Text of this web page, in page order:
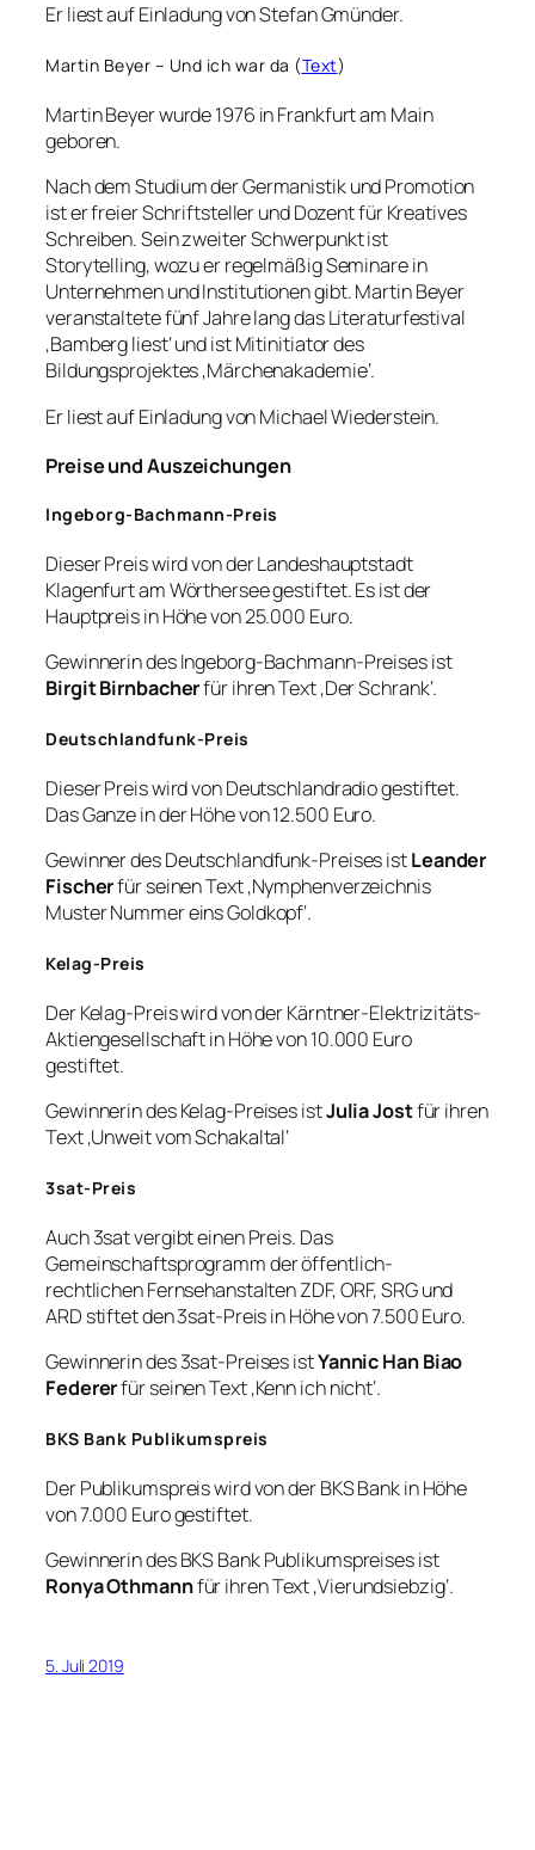
Er liest auf Einladung von Stefan Gmünder.
Martin Beyer – Und ich war da (Text)
Martin Beyer wurde 1976 in Frankfurt am Main
geboren.
Nach dem Studium der Germanistik und Promotion
ist er freier Schriftsteller und Dozent für Kreatives
Schreiben. Sein zweiter Schwerpunkt ist
Storytelling, wozu er regelmäßig Seminare in
Unternehmen und Institutionen gibt. Martin Beyer
veranstaltete fünf Jahre lang das Literaturfestival
‚Bamberg liest‘ und ist Mitinitiator des
Bildungsprojektes ‚Märchenakademie‘.
Er liest auf Einladung von Michael Wiederstein.
Preise und Auszeichungen
Ingeborg-Bachmann-Preis
Dieser Preis wird von der Landeshauptstadt
Klagenfurt am Wörthersee gestiftet. Es ist der
Hauptpreis in Höhe von 25.000 Euro.
Gewinnerin des Ingeborg-Bachmann-Preises ist
Birgit Birnbacherfür ihren Text ‚Der Schrank‘.
Deutschlandfunk-Preis
Dieser Preis wird von Deutschlandradio gestiftet.
Das Ganze in der Höhe von 12.500 Euro.
Gewinner des Deutschlandfunk-Preises istLeander
Fischerfür seinen Text ‚Nymphenverzeichnis
Muster Nummer eins Goldkopf‘.
Kelag-Preis
Der Kelag-Preis wird von der Kärntner-Elektrizitäts-
Aktiengesellschaft in Höhe von 10.000 Euro
gestiftet.
Gewinnerin des Kelag-Preises istJulia Jostfür ihren
Text ‚Unweit vom Schakaltal‘
3sat-Preis
Auch 3sat vergibt einen Preis. Das
Gemeinschaftsprogramm der öffentlich-
rechtlichen Fernsehanstalten ZDF, ORF, SRG und
ARD stiftet den 3sat-Preis in Höhe von 7.500 Euro.
Gewinnerin des 3sat-Preises istYannic Han Biao
Federerfür seinen Text ‚Kenn ich nicht‘.
BKS Bank Publikumspreis
Der Publikumspreis wird von der BKS Bank in Höhe
von 7.000 Euro gestiftet.
Gewinnerin des BKS Bank Publikumspreises ist
Ronya Othmannfür ihren Text ‚Vierundsiebzig‘.
5. Juli 2019